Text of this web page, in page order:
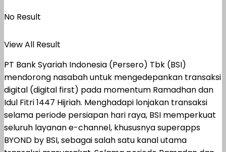
No Result
View All Result
PT Bank Syariah Indonesia (Persero) Tbk (BSI)
mendorong nasabah untuk mengedepankan transaksi
digital (digital first) pada momentum Ramadhan dan
Idul Fitri 1447 Hijriah. Menghadapi lonjakan transaksi
selama periode persiapan hari raya, BSI memperkuat
seluruh layanan e-channel, khususnya superapps
BYOND by BSI, sebagai salah satu kanal utama